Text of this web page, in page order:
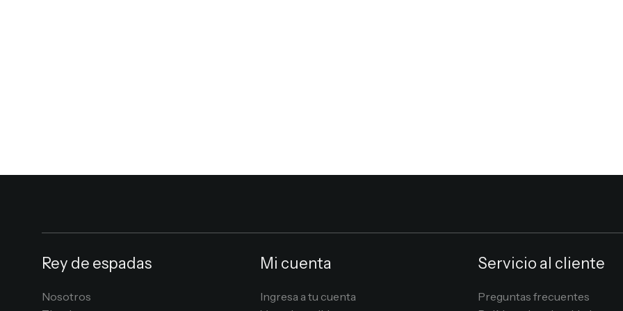
Rey de espadas
Nosotros
Mi cuenta
Ingresa a tu cuenta
Servicio al cliente
Preguntas frecuentes